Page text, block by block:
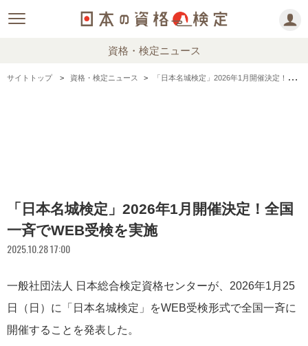
資格・検定ニュース
サイトトップ 資格・検定ニュース 「日本名城検定」2026年1月開催決定！全国一斉でWEB受検を実施
「日本名城検定」2026年1月開催決定！全国
一斉でWEB受検を実施
2025.10.28 17:00
一般社団法人 日本総合検定資格センターが、2026年1月25
日（日）に「日本名城検定」をWEB受検形式で全国一斉に
開催することを発表した。